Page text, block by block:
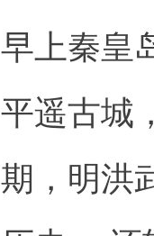
早上秦皇
平遥古城
期，明洪